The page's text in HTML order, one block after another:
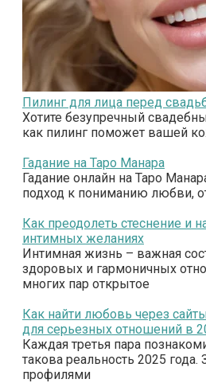
Пилинг для лица перед
Хотите безупречный
как пилинг поможет вашей
Гадание на Таро Манара
Гадание онлайн на Таро
подход к пониманию любви,
Как преодолеть стеснение и
интимных желаниях
Интимная жизнь – важная
здоровых и гармоничных
многих пар открытое
Как найти любовь через
для серьезных отношений в
Каждая третья пара
такова реальность 2025 года.
профилями